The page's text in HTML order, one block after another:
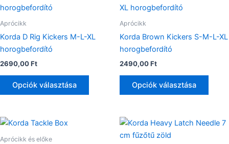
Aprócikk
Korda D Rig Kickers M-L-XL
horogbefordító
2690,00Ft
Opciók választása
terméknek
a
választhatók
Aprócikk
Korda Brown Kickers S-M-L-XL
horogbefordító
2490,00Ft
Opciók választása
a
Aprócikk és előke